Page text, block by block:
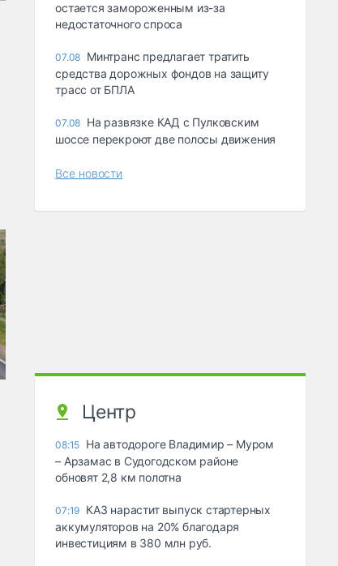
остается замороженным из-за
недостаточного спроса
07.08 Минтранс предлагает тратить
средства дорожных фондов на защиту
трасс от БПЛА
07.08 На развязке КАД с Пулковским
шоссе перекроют две полосы движения
Все новости
Центр
08:15 На автодороге Владимир – Муром
– Арзамас в Судогодском районе
обновят 2,8 км полотна
07:19 КАЗ нарастит выпуск стартерных
аккумуляторов на 20% благодаря
инвестициям в 380 млн руб.